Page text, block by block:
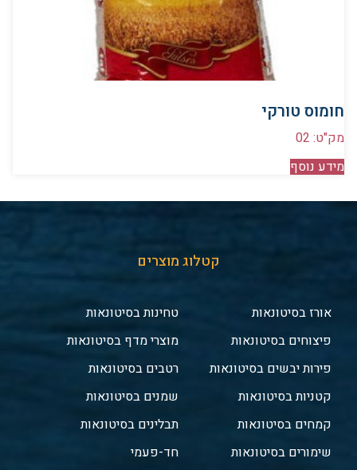
חומוס טורקי
מק"ט: 02
מידע נוסף
קטלוג מוצרים
אורז בסיטונאות
פיצוחים בסיטונאות
פירות יבשים בסיטונאות
קטניות בסיטונאות
קמחים בסיטונאות
שימורים בסיטונאות
טחינות בסיטונאות
מוצרי מדף בסיטונאות
רטבים בסיטונאות
שמנים בסיטונאות
תבלינים בסיטונאות
חד-פעמי